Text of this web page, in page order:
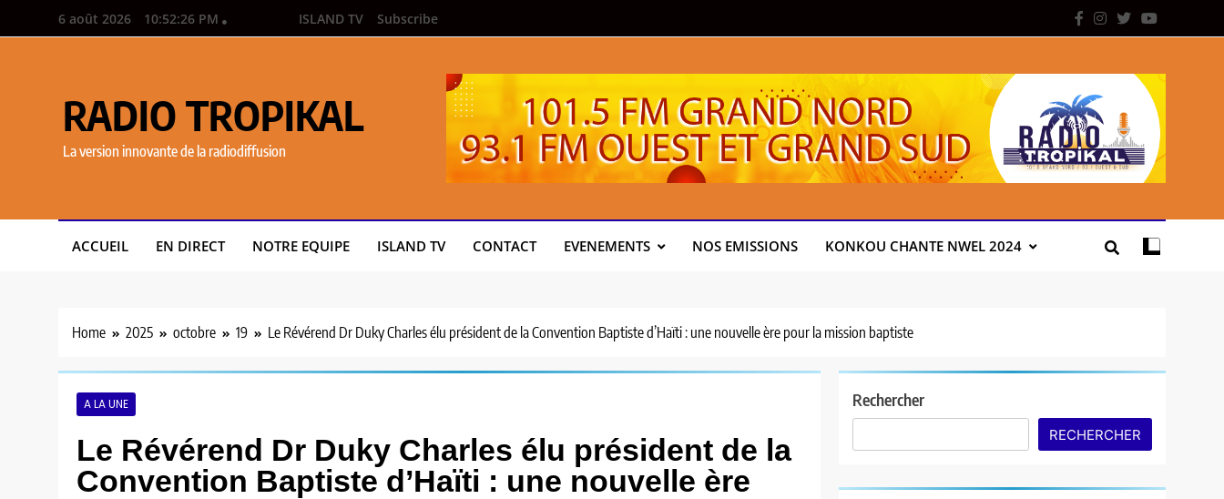
6 août 2026 10:52:28 PM ISLAND TV Subscribe
RADIO TROPIKAL
La version innovante de la radiodiffusion
ACCUEIL EN DIRECT NOTRE EQUIPE ISLAND TV CONTACT EVENEMENTS NOS EMISSIONS KONKOU CHANTE NWEL 2024
Home 2025 octobre 19 Le Révérend Dr Duky Charles élu président de la Convention Baptiste d’Haïti : une nouvelle ère pour la mission baptiste
A LA UNE
Le Révérend Dr Duky Charles élu président de la
Convention Baptiste d’Haïti : une nouvelle ère
Rechercher
RECHERCHER